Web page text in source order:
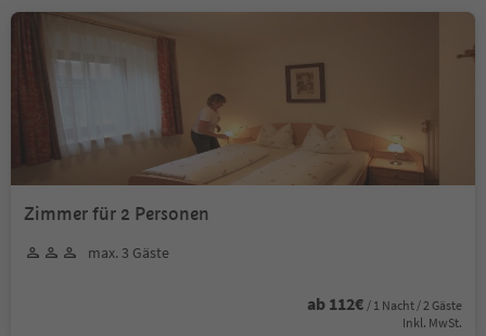
Zimmer für 2 Personen
max. 3 Gäste
ab 112€ / 1 Nacht / 2 Gäste
Inkl. MwSt.